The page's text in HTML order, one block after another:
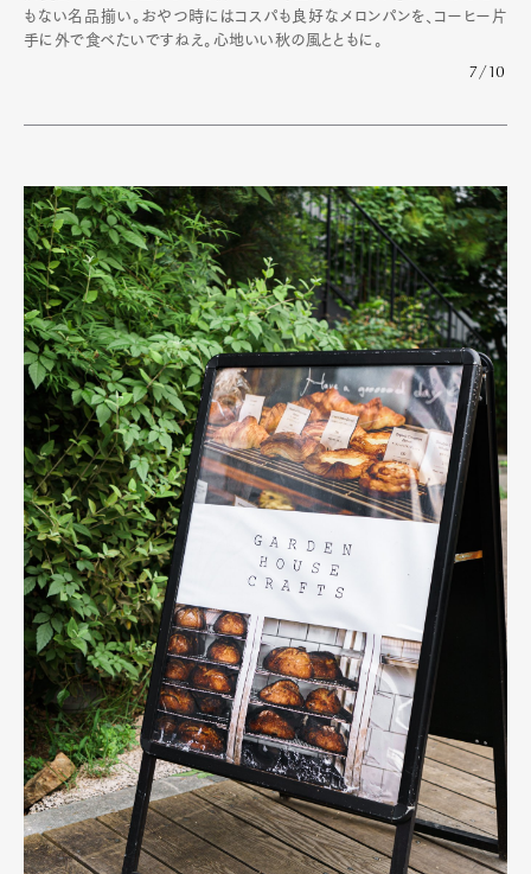
もない名品揃い。おやつ時にはコスパも良好なメロンパンを、コーヒー片
手に外で食べたいですねえ。心地いい秋の風とともに。
7/10